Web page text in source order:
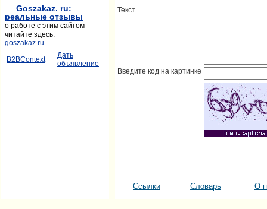
Текст
Введите код на картинке
Ссылки Словарь О
Goszakaz. ru:
реальные отзывы
о работе с этим сайтом
читайте здесь.
goszakaz.ru
B2BContext
Дать
объявление